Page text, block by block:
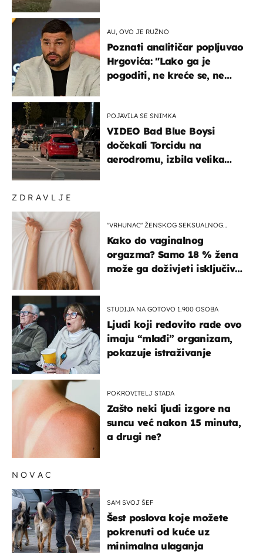
ZDRAVLJE
"VRHUNAC" ŽENSKOG SEKSUALNOG
Kako do vaginalnog
orgazma? Samo 18 % žena
može ga doživjeti isključivo
STUDIJA NA GOTOVO 1.900 OSOBA
Ljudi koji redovito rade ovo
imaju “mlađi” organizam,
pokazuje istraživanje
POKROVITELJ STADA
Zašto neki ljudi izgore na
suncu već nakon 15 minuta,
a drugi ne?
AU, OVO JE RUŽNO
Poznati analitičar popljuvao
Hrgovića: "Lako ga je
pogoditi, ne kreće se, ne
POJAVILA SE SNIMKA
VIDEO Bad Blue Boysi
dočekali Torcidu na
aerodromu, izbila velika
NOVAC
SAM SVOJ ŠEF
Šest poslova koje možete
pokrenuti od kuće uz
minimalna ulaganja